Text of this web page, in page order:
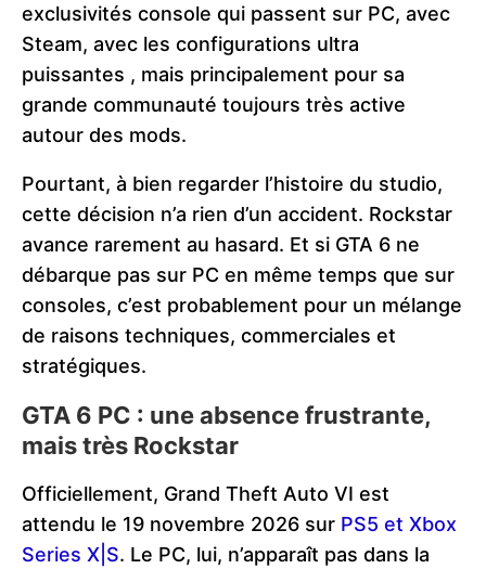
exclusivités console qui passent sur PC, avec
Steam, avec les configurations ultra
puissantes , mais principalement pour sa
grande communauté toujours très active
autour des mods.
Pourtant, à bien regarder l’histoire du studio,
cette décision n’a rien d’un accident. Rockstar
avance rarement au hasard. Et si GTA 6 ne
débarque pas sur PC en même temps que sur
consoles, c’est probablement pour un mélange
de raisons techniques, commerciales et
stratégiques.
GTA 6 PC : une absence frustrante,
mais très Rockstar
Officiellement, Grand Theft Auto VI est
attendu le 19 novembre 2026 sur PS5 et Xbox
Series X|S. Le PC, lui, n’apparaît pas dans la